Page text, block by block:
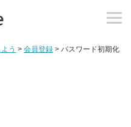
う > 会員登録 > パスワード初期化